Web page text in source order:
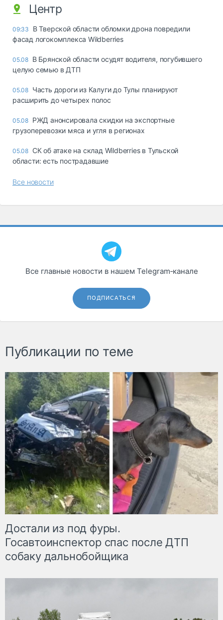
Центр
09:33
В Тверской области обломки дрона повредили
фасад логокомплекса Wildberries
05.08 В Брянской области осудят водителя, погубившего
целую семью в ДТП
05.08 Часть дороги из Калуги до Тулы планируют
расширить до четырех полос
05.08 РЖД анонсировала скидки на экспортные
грузоперевозки мяса и угля в регионах
05.08 СК об атаке на склад Wildberries в Тульской
области: есть пострадавшие
Все новости
Все главные новости в нашем Telegram‑канале
ПОДПИСАТЬСЯ
Публикации по теме
Достали из под фуры.
Госавтоинспектор спас после ДТП
собаку дальнобойщика